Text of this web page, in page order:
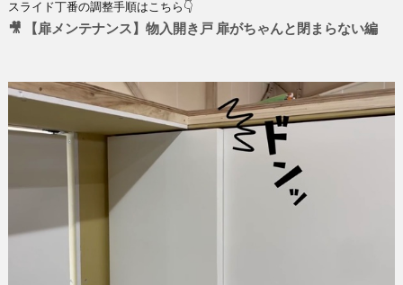
スライド丁番の調整手順はこちら👇
🎥 【扉メンテナンス】物入開き戸 扉がちゃんと閉まらない編